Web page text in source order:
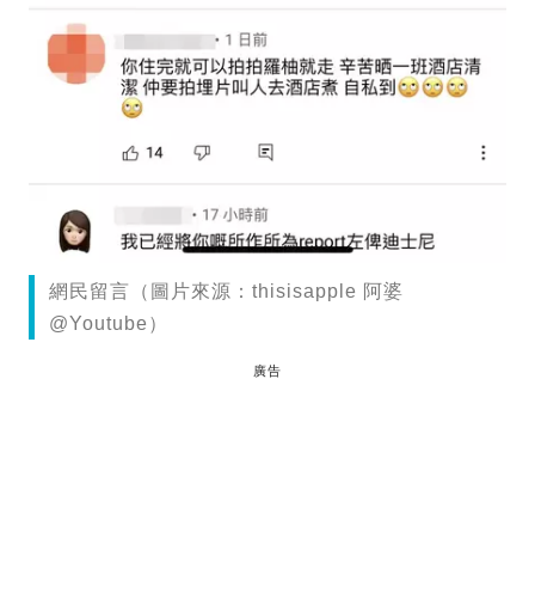
網民留言（圖片來源：thisisapple 阿婆
@Youtube）
廣告